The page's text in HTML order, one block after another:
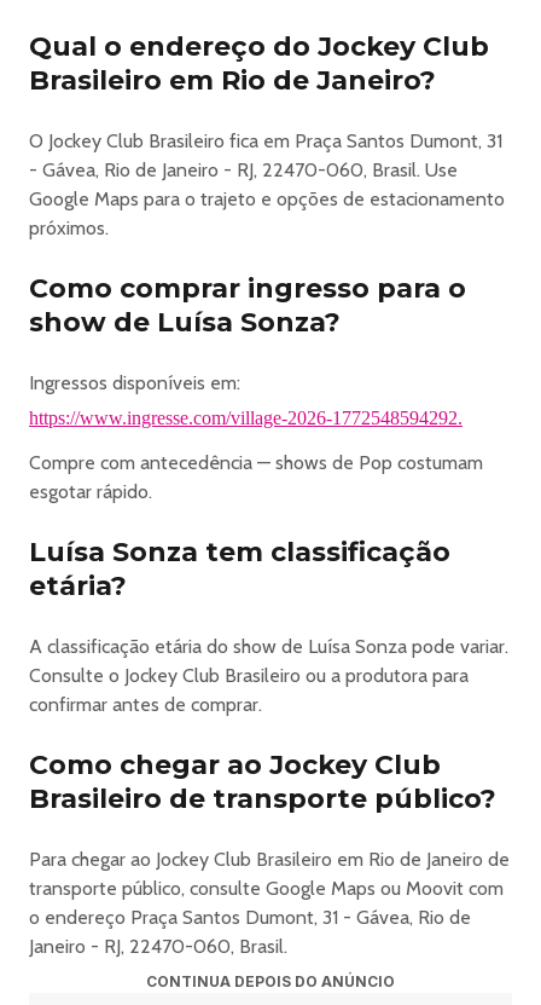
O evento conta com 2 palcos, o Palco Parque, onde
ocorrem os shows durante o dia, e a Arena, onde rolam as
atrações que começam à noite.
-------------------------------------------
ATRAÇÕES
🇧🇷 PARQUE
:: Abertura dos Portões: 20h
:: Abertura dos Portões: 21h
- Luisa Sonza
-------------------------------------------
🎟️ INGRESSOS
Shows em pista coberta, Jogos, Brinquedos e Festas. Tudo
isso ao ar livre, no gramado de cara para o Cristo
🔈 ARENA
Onde rola a prorrogação! Shows e Festas à noite com
totalmente fechada, com ar condicionado e isolamento
acústico para a festa rolar até tarde!
♾️ PACOTE
* MEIA / MEIA SOLIDÁRIA:
estudantes, menores de 21 anos e maiores de 60 anos,
educação (rede pública/privada) ou levando 1kg de
alimento, entregue na entrada no evento.
A comprovação é obrigatória na compra e acesso ao
evento.
* Problemas/ dúvidas com ingresso, favor entrar em
Qual o endereço do Jockey Club
Brasileiro em Rio de Janeiro?
O Jockey Club Brasileiro fica em Praça Santos Dumont, 31
- Gávea, Rio de Janeiro - RJ, 22470-060, Brasil. Use
Google Maps para o trajeto e opções de estacionamento
próximos.
Como comprar ingresso para o
show de Luísa Sonza?
Ingressos disponíveis em:
https://www.ingresse.com/village-2026-1772548594292.
Compre com antecedência — shows de Pop costumam
esgotar rápido.
Luísa Sonza tem classificação
etária?
A classificação etária do show de Luísa Sonza pode variar.
Consulte o Jockey Club Brasileiro ou a produtora para
confirmar antes de comprar.
Como chegar ao Jockey Club
Brasileiro de transporte público?
Para chegar ao Jockey Club Brasileiro em Rio de Janeiro de
transporte público, consulte Google Maps ou Moovit com
o endereço Praça Santos Dumont, 31 - Gávea, Rio de
Janeiro - RJ, 22470-060, Brasil.
CONTINUA DEPOIS DO ANÚNCIO